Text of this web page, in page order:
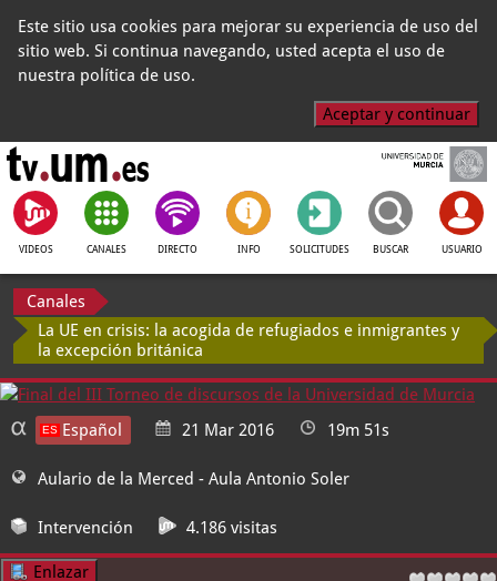
Este sitio usa cookies para mejorar su experiencia de uso del
sitio web. Si continua navegando, usted acepta el uso de
nuestra política de uso.
Aceptar y continuar
VIDEOS CANALES DIRECTO INFO SOLICITUDES BUSCAR USUARIO
Canales
La UE en crisis: la acogida de refugiados e inmigrantes y
la excepción británica
Español 21 Mar 2016 19m 51s
Aulario de la Merced - Aula Antonio Soler
Intervención 4.186 visitas
Enlazar